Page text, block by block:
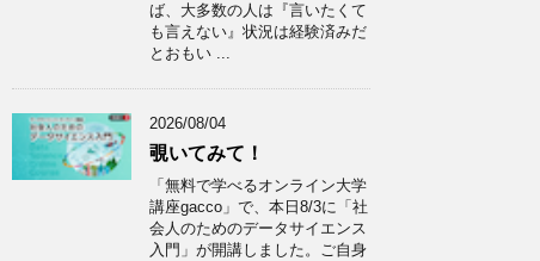
ば、大多数の人は『言いたくて
も言えない』状況は経験済みだ
とおもい ...
2026/08/04
覗いてみて！
「無料で学べるオンライン大学
講座gacco」で、本日8/3に「社
会人のためのデータサイエンス
入門」が開講しました。ご自身